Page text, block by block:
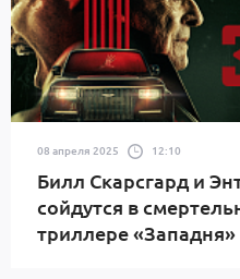
08 апреля 2025 12:10
Билл Скарсгард и
сойдутся в
триллере «Западня»